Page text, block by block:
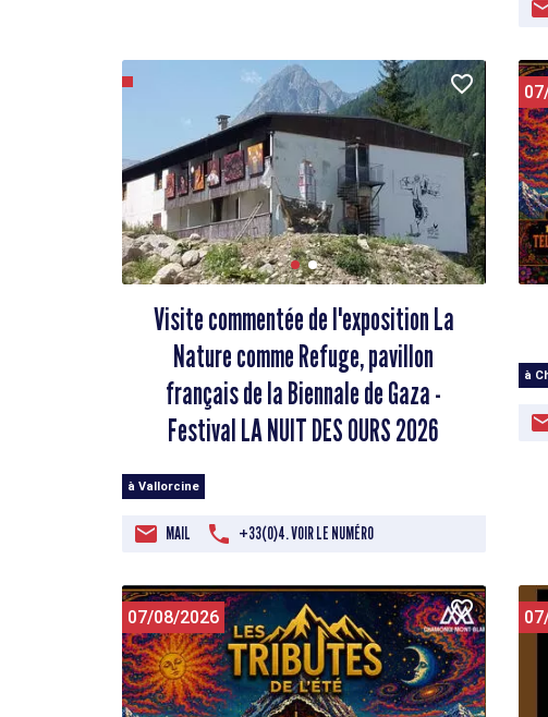
Visite commentée de l'exposition La
Nature comme Refuge, pavillon
français de la Biennale de Gaza -
Festival LA NUIT DES OURS 2026
à Vallorcine
MAIL +33(0)4. VOIR LE NUMÉRO
à
07/08/2026